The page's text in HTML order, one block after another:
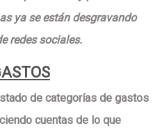
ya se están desgravando
redes sociales.
de categorías de gastos
cuentas de lo que